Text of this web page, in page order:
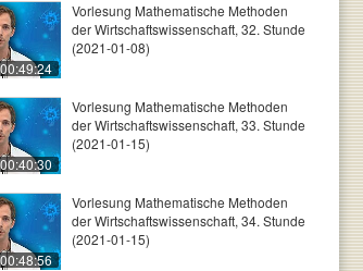
00:49:24
Vorlesung Mathematische Methoden
der Wirtschaftswissenschaft, 32. Stunde
(2021-01-08)
00:40:30
Vorlesung Mathematische Methoden
der Wirtschaftswissenschaft, 33. Stunde
(2021-01-15)
00:48:56
Vorlesung Mathematische Methoden
der Wirtschaftswissenschaft, 34. Stunde
(2021-01-15)